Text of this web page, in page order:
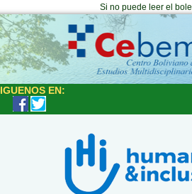
Si no puede leer el
EN: